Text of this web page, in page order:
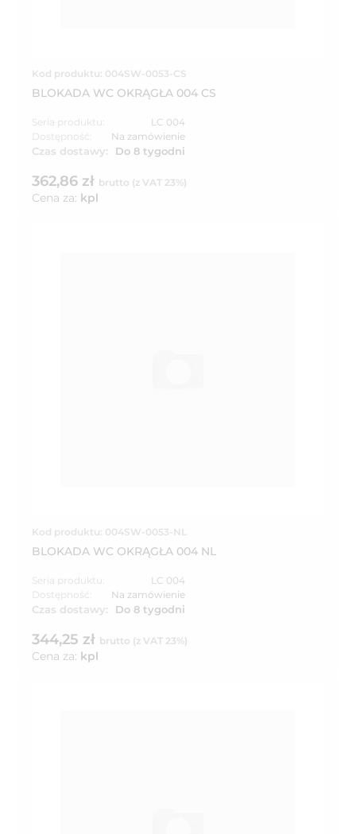
Kod produktu: 004SW-0053-CS
BLOKADA WC OKRĄGŁA 004 CS
Seria produktu:
LC 004
Dostępność:
Na zamówienie
Czas dostawy: Do 8 tygodni
362,86 zł brutto (z VAT 23%)
Cena za: kpl
Kod produktu: 004SW-0053-NL
BLOKADA WC OKRĄGŁA 004 NL
Seria produktu:
LC 004
Dostępność:
Na zamówienie
Czas dostawy: Do 8 tygodni
344,25 zł brutto (z VAT 23%)
Cena za: kpl